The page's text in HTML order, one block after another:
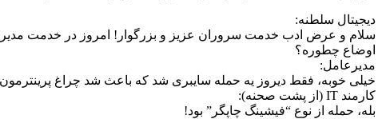
دیجیتال سلطنه:
سلام و عرض ادب خدمت سروران عزیز و بزرگوار! امروز در خدمت
اوضاع چطوره؟
مدیرعامل:
خیلی خوبه، فقط دیروز یه حمله سایبری شد که باعث شد چراغ
کارمند IT (از پشت صحنه):
بله، حمله از نوع “فیشینگ چاپگر” بود!